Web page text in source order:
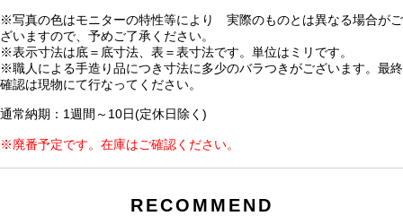
※写真の色はモニターの特性等により 実際のものとは異なる場合がご
ざいますので、予めご了承ください。
※表示寸法は底＝底寸法、表＝表寸法です。単位はミリです。
※職人による手造り品につき寸法に多少のバラつきがございます。最終
確認は現物にて行なってください。
通常納期：1週間～10日(定休日除く)
※廃番予定です。在庫はご確認ください。
RECOMMEND